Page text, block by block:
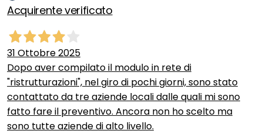
Acquirente verificato
31 Ottobre 2025
Dopo aver compilato il modulo in rete di
"ristrutturazioni", nel giro di pochi giorni, sono stato
contattato da tre aziende locali dalle quali mi sono
fatto fare il preventivo. Ancora non ho scelto ma
sono tutte aziende di alto livello.